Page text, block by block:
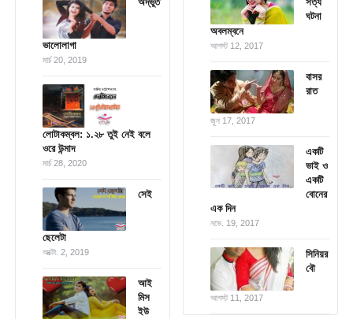
ভালোলাগা
মার্চ 20, 2019
লোটাকম্বল: ১.২৮ তুই নেই বলে
ওরে উন্মাদ
মার্চ 28, 2020
সেই
ছেলেটা
অক্টো. 2, 2019
আই
মিস
ইউ
ঘটনা
অবলম্বনে
আগস্ট 12, 2017
বাসর
রাত
জুন 17, 2017
একটি
ভাই ও
একটি
বোনের
এক দিন
নভে. 19, 2017
সিনিয়র
বৌ
আগস্ট 11, 2017